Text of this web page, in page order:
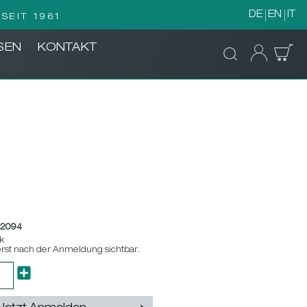
1961 DE EN IT
KONTAKT
nach der Anmeldung sichtbar.